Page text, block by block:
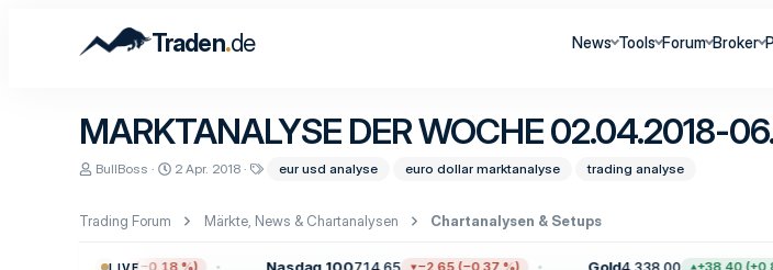
Traden.de News Tools Forum Broker
MARKTANALYSE DER WOCHE 02.04.2018-
E
t
BullBoss
E
2 Apr. 2018
l
eur usd analyse euro dollar marktanalyse trading analyse
Trading Forum Märkte, News & Chartanalysen Chartanalysen & Setups
LIVE
−13,59 (−0,18 %) −2,65 (−0,37 %) +38,40 (+0,89